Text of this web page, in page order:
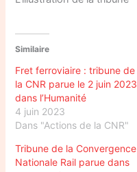
Similaire
Fret ferroviaire : tribune de
la CNR parue le 2 juin 2023
dans l’Humanité
4 juin 2023
Dans "Actions de la CNR"
Tribune de la Convergence
Nationale Rail parue dans